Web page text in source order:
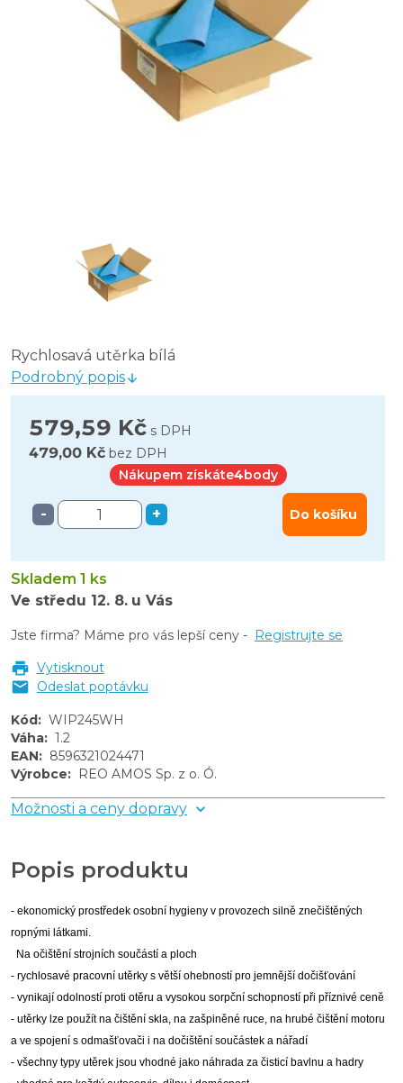
Rychlosavá utěrka bílá
Podrobný popis
579,59 Kč s DPH
479,00 Kč bez DPH
Nákupem získáte4body
- + Do košíku
Skladem 1 ks
Ve středu 12. 8. u Vás
Jste firma? Máme pro vás lepší ceny - Registrujte se
Vytisknout
Odeslat poptávku
Kód: WIP245WH
Váha: 1.2
EAN: 8596321024471
Výrobce: REO AMOS Sp. z o. Ó.
Možnosti a ceny dopravy
Popis produktu
- ekonomický prostředek osobní hygieny v provozech silně znečištěných
ropnými látkami.
Na očištění strojních součástí a ploch
- rychlosavé pracovní utěrky s větší ohebností pro jemnější dočišťování
- vynikají odolností proti otěru a vysokou sorpční schopností při příznivé ceně
- utěrky lze použít na čištění skla, na zašpiněné ruce, na hrubé čištění motoru
a ve spojení s odmašťovači i na dočištění součástek a nářadí
- všechny typy utěrek jsou vhodné jako náhrada za čisticí bavlnu a hadry